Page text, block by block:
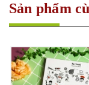
Sản phẩm